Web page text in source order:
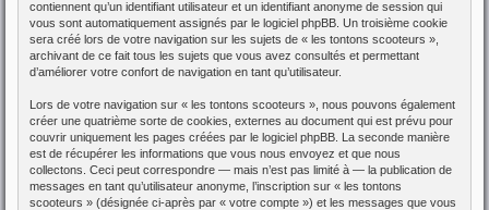
contiennent qu’un identifiant utilisateur et un identifiant anonyme de session qui
vous sont automatiquement assignés par le logiciel phpBB. Un troisième cookie
sera créé lors de votre navigation sur les sujets de « les tontons scooteurs »,
archivant de ce fait tous les sujets que vous avez consultés et permettant
d’améliorer votre confort de navigation en tant qu’utilisateur.
Lors de votre navigation sur « les tontons scooteurs », nous pouvons également
créer une quatrième sorte de cookies, externes au document qui est prévu pour
couvrir uniquement les pages créées par le logiciel phpBB. La seconde manière
est de récupérer les informations que vous nous envoyez et que nous
collectons. Ceci peut correspondre — mais n’est pas limité à — la publication de
messages en tant qu’utilisateur anonyme, l’inscription sur « les tontons
scooteurs » (désignée ci-après par « votre compte ») et les messages que vous